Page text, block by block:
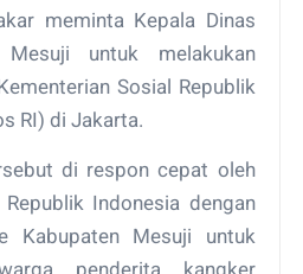
meminta Kepala Dinas
untuk melakukan
Sosial Republik
RI) di Jakarta.
di respon cepat oleh
Indonesia dengan
Kabupaten Mesuji untuk
penderita kangker